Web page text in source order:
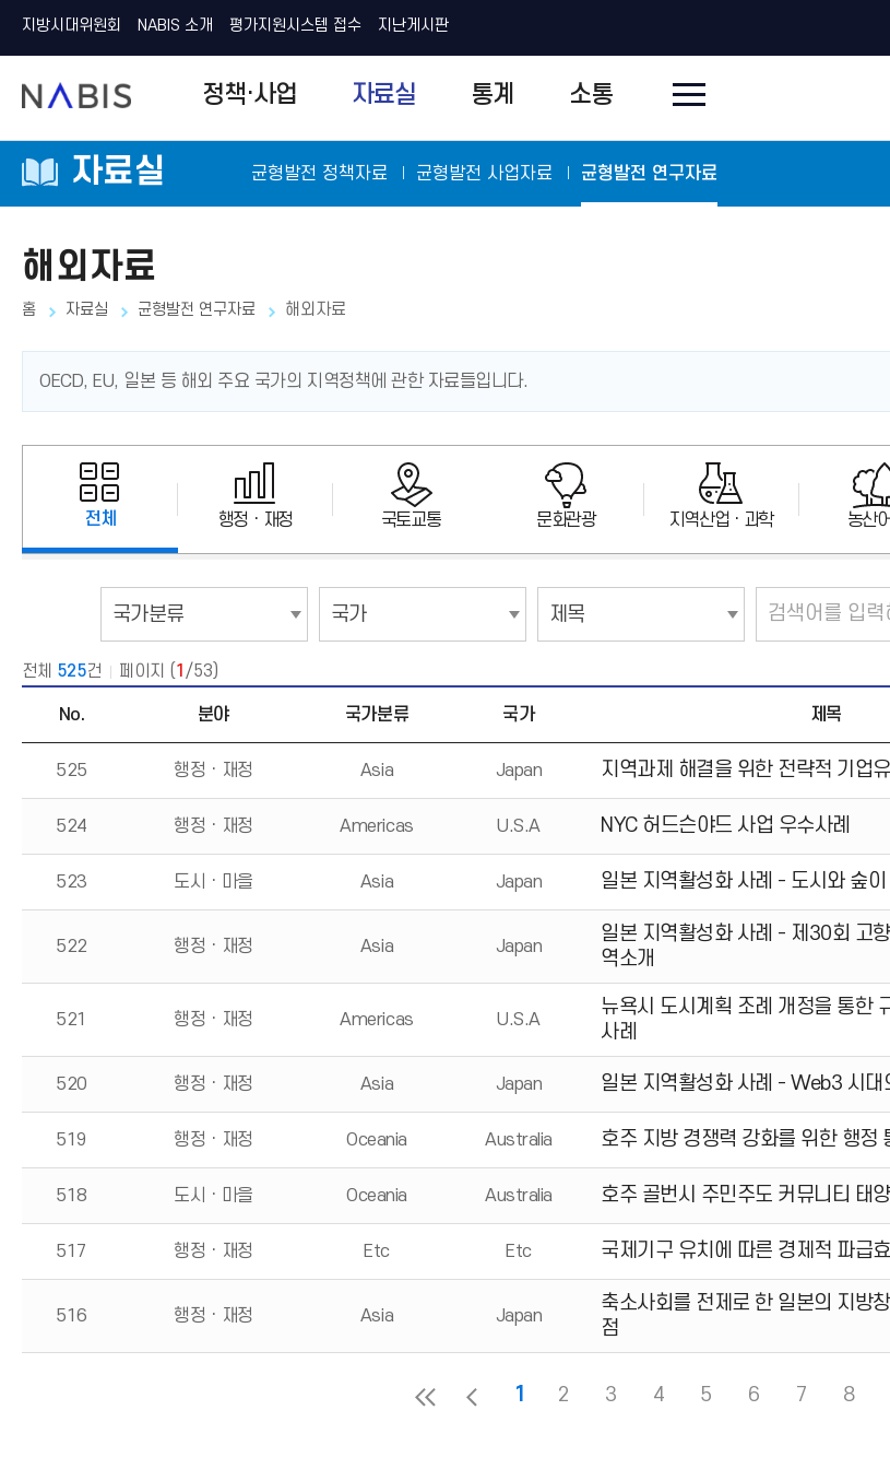
지방시대위원회 NABIS 소개 평가지원시스템 접수 지난게시판
N
A 정책·사업 자료실 통계 소통
전
체
닫
자료실 균형발전 정책자료 균형발전 사업자료 균형발전 연구자료
해외자료
홈 자료실 균형발전 연구자료 해외자료
OECD, EU, 일본 등 해외 주요 국가의 지역정책에 관한 자료들입니다.
전체 행정ㆍ재정 국토교통 문화관광 지역산업ㆍ과학 농산
국
류
택
국
택
검
건
검
입
전체 525건 페이지 (1 /53)
No. 분야 국가분류 국가 제목
525 행정ㆍ재정 Asia Japan 지역과제 해결을 위한 전략적 기업
524 행정ㆍ재정 Americas U.S.A NYC 허드슨야드 사업 우수사례
523 도시ㆍ마을 Asia Japan 일본 지역활성화 사례 - 도시와 숲
522 행정ㆍ재정 Asia Japan
일본 지역활성화 사례 - 제30회 고
역소개
521 행정ㆍ재정 Americas U.S.A
뉴욕시 도시계획 조례 개정을 통한
사례
520 행정ㆍ재정 Asia Japan 일본 지역활성화 사례 - Web3 시대
519 행정ㆍ재정 Oceania Australia 호주 지방 경쟁력 강화를 위한 행정
518 도시ㆍ마을 Oceania Australia 호주 골번시 주민주도 커뮤니티 태
517 행정ㆍ재정 Etc Etc 국제기구 유치에 따른 경제적 파급
516 행정ㆍ재정 Asia Japan
축소사회를 전제로 한 일본의 지방
점
1 2 3 4 5 6 7 8